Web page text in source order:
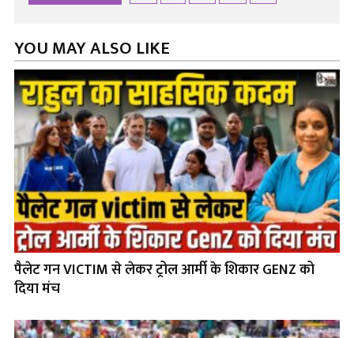
YOU MAY ALSO LIKE
पैलेट गन VICTIM से लेकर ट्रोल आर्मी के शिकार GENZ को
दिया मंच